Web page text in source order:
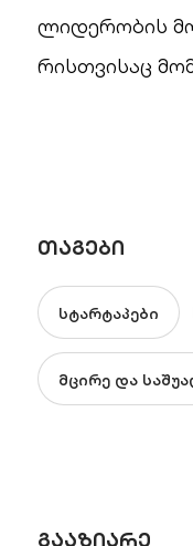
ლიდერობის
რისთვისაც
ᲗᲐᲒᲔᲑᲘ
სტარტაპები
მცირე და
ᲒᲐᲐᲖᲘᲐᲠᲔ